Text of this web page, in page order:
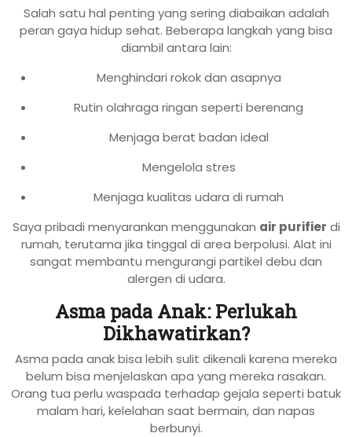
Salah satu hal penting yang sering diabaikan adalah
peran gaya hidup sehat. Beberapa langkah yang bisa
diambil antara lain:
Menghindari rokok dan asapnya
Rutin olahraga ringan seperti berenang
Menjaga berat badan ideal
Mengelola stres
Menjaga kualitas udara di rumah
Saya pribadi menyarankan menggunakan air purifier di
rumah, terutama jika tinggal di area berpolusi. Alat ini
sangat membantu mengurangi partikel debu dan
alergen di udara.
Asma pada Anak: Perlukah
Dikhawatirkan?
Asma pada anak bisa lebih sulit dikenali karena mereka
belum bisa menjelaskan apa yang mereka rasakan.
Orang tua perlu waspada terhadap gejala seperti batuk
malam hari, kelelahan saat bermain, dan napas
berbunyi.